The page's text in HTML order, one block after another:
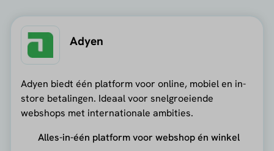
Adyen
Adyen biedt één platform voor online, mobiel en in-
store betalingen. Ideaal voor snelgroeiende
webshops met internationale ambities.
Alles-in-één platform voor webshop én winkel